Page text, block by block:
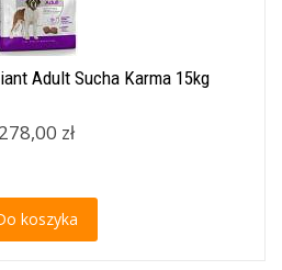
Adult Sucha Karma 15kg
278,00 zł
koszyka